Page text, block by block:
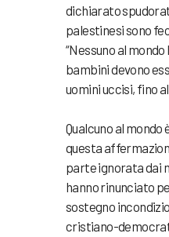
dichiarato
palestinesi sono
“Nessuno al mondo
bambini devono
uomini uccisi, fino
Qualcuno al
questa
parte ignorata dai
hanno rinunciato
sostegno
cristiano-